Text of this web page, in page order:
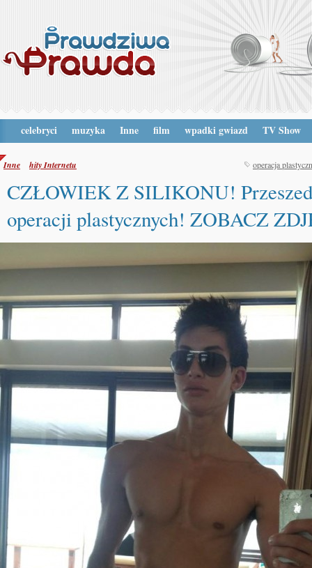
celebryci muzyka Inne film wpadki gwiazd TV Show
Inne hity Internetu operacja
CZŁOWIEK Z SILIKONU!
operacji plastycznych! ZOBACZ